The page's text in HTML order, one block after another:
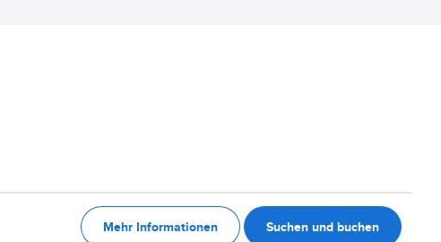
Mehr Informationen Suchen und buchen